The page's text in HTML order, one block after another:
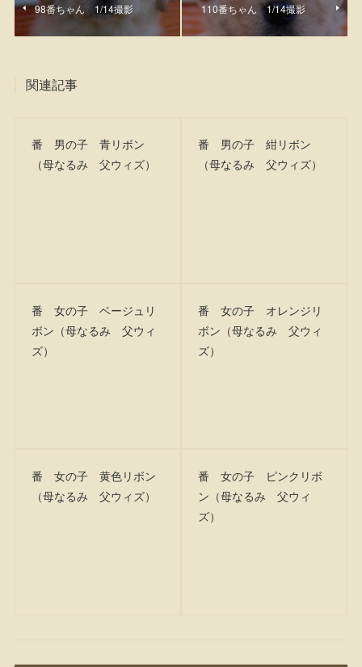
98番ちゃん 1/14撮影 110番ちゃん 1/14撮影
関連記事
番 男の子 青リボン
（母なるみ 父ウィズ）
番 男の子 紺リボン
（母なるみ 父ウィズ）
番 女の子 ベージュリ
ボン（母なるみ 父ウィ
ズ）
番 女の子 オレンジリ
ボン（母なるみ 父ウィ
ズ）
番 女の子 黄色リボン
（母なるみ 父ウィズ）
番 女の子 ピンクリボ
ン（母なるみ 父ウィ
ズ）